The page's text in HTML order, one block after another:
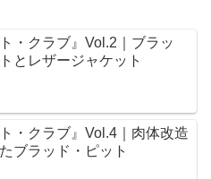
ト・クラブ』Vol.2｜ブラッ
とレザージャケット
ト・クラブ』Vol.4｜肉体改造
ブラッド・ピット